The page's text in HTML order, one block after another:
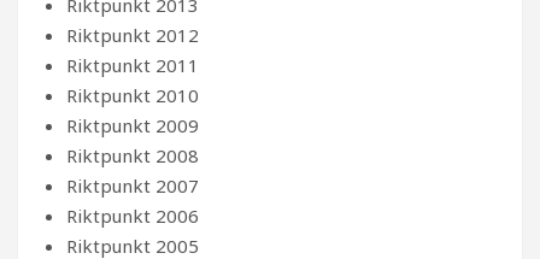
Riktpunkt 2012
Riktpunkt 2011
Riktpunkt 2010
Riktpunkt 2009
Riktpunkt 2008
Riktpunkt 2007
Riktpunkt 2006
Riktpunkt 2005